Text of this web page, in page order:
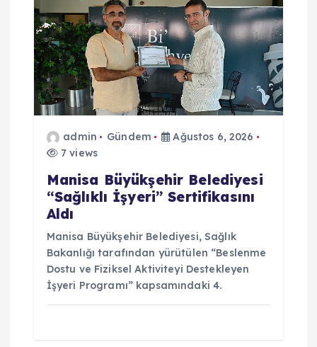
n
m
e
admin Gündem
Ağustos 6, 2026
7 views
Manisa Büyükşehir Belediyesi
“Sağlıklı İşyeri” Sertifikasını
Aldı
Manisa Büyükşehir Belediyesi, Sağlık
Bakanlığı tarafından yürütülen “Beslenme
Dostu ve Fiziksel Aktiviteyi Destekleyen
İşyeri Programı” kapsamındaki 4.